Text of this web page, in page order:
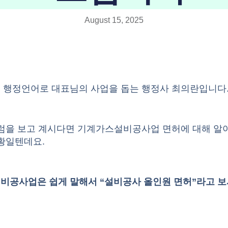
August 15, 2025
행정언어로 대표님의 사업을 돕는 행정사 최의란입니
을 보고 계시다면 기계가스설비공사업 면허 에 대해 알
일텐데요.
공사업은 쉽게 말해서 “설비공사 올인원 면허”라고